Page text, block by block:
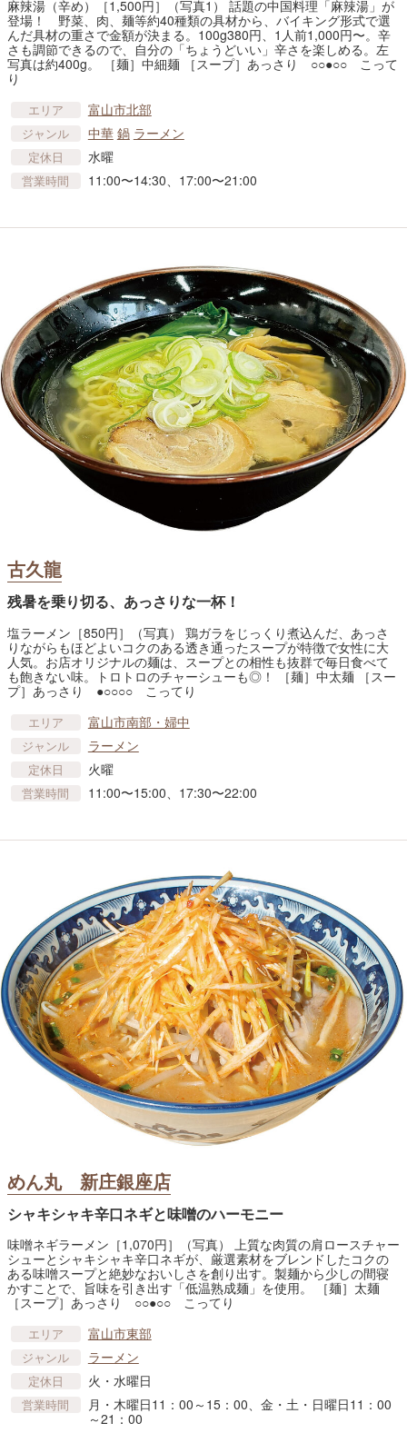
麻辣湯（辛め）［1,500円］（写真1） 話題の中国料理「麻辣湯」が
登場！ 野菜、肉、麺等約40種類の具材から、バイキング形式で選
んだ具材の重さで金額が決まる。100g380円、1人前1,000円〜。辛
さも調節できるので、自分の「ちょうどいい」辛さを楽しめる。左
写真は約400g。 ［麺］中細麺 ［スープ］あっさり ○○●○○ こって
り
エリア 富山市北部
ジャンル 中華 鍋 ラーメン
定休日 水曜
営業時間 11:00〜14:30、17:00〜21:00
古久龍
残暑を乗り切る、あっさりな一杯！
塩ラーメン［850円］（写真） 鶏ガラをじっくり煮込んだ、あっさ
りながらもほどよいコクのある透き通ったスープが特徴で女性に大
人気。お店オリジナルの麺は、スープとの相性も抜群で毎日食べて
も飽きない味。トロトロのチャーシューも◎！ ［麺］中太麺 ［スー
プ］あっさり ●○○○○ こってり
エリア 富山市南部・婦中
ジャンル ラーメン
定休日 火曜
営業時間 11:00〜15:00、17:30〜22:00
めん丸 新庄銀座店
シャキシャキ辛口ネギと味噌のハーモニー
味噌ネギラーメン［1,070円］（写真） 上質な肉質の肩ロースチャー
シューとシャキシャキ辛口ネギが、厳選素材をブレンドしたコクの
ある味噌スープと絶妙なおいしさを創り出す。製麺から少しの間寝
かすことで、旨味を引き出す「低温熟成麺」を使用。 ［麺］太麺
［スープ］あっさり ○○●○○ こってり
エリア 富山市東部
ジャンル ラーメン
定休日 火・水曜日
営業時間
月・木曜日11：00～15：00、金・土・日曜日11：00
～21：00